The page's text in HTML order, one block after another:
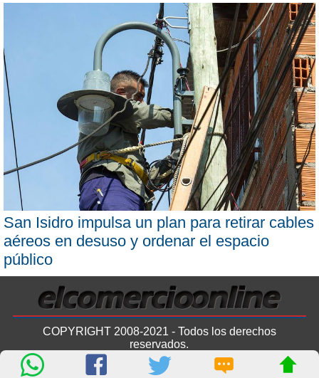
San Isidro impulsa un plan para retirar cables
aéreos en desuso y ordenar el espacio
público
COPYRIGHT 2008-2021 - Todos los derechos
reservados.